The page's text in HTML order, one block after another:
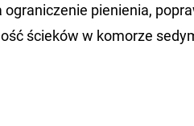
ograniczenie pienienia,
ścieków w komorze